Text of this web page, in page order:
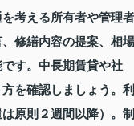
考える所有者や管理者
修繕内容の提案、相場
す。中長期賃貸や社
を確認しましょう。利
原則２週間以降）。制